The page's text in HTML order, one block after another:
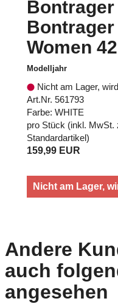
Women
Modelljahr
Nicht am Lager,
Art.Nr. 561793
Farbe: WHITE
pro Stück (inkl. MwSt.
Standardartikel)
159,99 EUR
Nicht am Lager,
Andere
auch
angesehen